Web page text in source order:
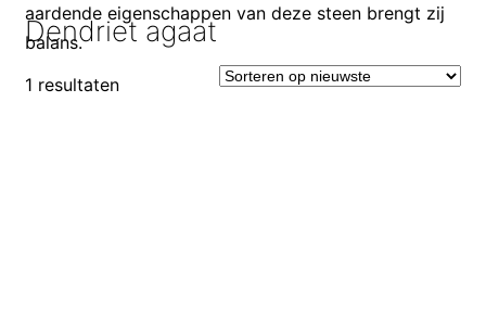
aardende eigenschappen van deze steen brengt zij
balans.
Dendriet agaat
1 resultaten